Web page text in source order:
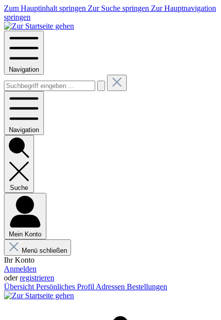
Zum Hauptinhalt springen Zur Suche springen Zur Hauptnavigation
springen
Navigation
Navigation
Suche
Mein Konto
Menü schließen
Ihr Konto
Anmelden
oderregistrieren
Übersicht Persönliches Profil Adressen Bestellungen